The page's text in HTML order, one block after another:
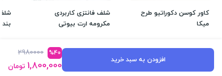
افزودن به سبد خرید
%40
2980000
1,800,000 تومان
کاور کوسن دکوراتیو طرح
میکا
3,500,000
4,690,000
شلف فانتزی کاربردی
مکرومه ارت بیوتی
6,600,000
تومان
7,490,000